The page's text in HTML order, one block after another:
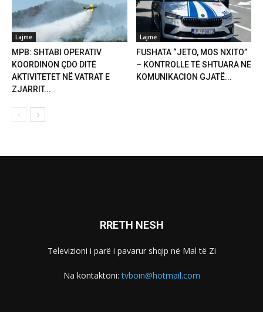
Lajme
MPB: SHTABI OPERATIV
KOORDINON ÇDO DITË
AKTIVITETET NË VATRAT E
ZJARRIT...
Lajme
FUSHATA “JETO, MOS NXITO”
– KONTROLLE TË SHTUARA NË
KOMUNIKACION GJATË...
RRETH NESH
Televizioni i parë i pavarur shqip në Mal të Zi
Na kontaktoni:tvboin@hotmail.com